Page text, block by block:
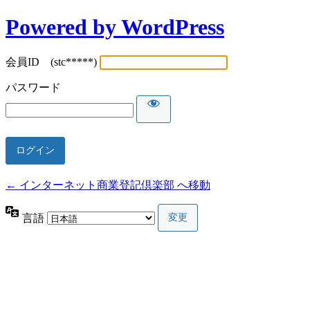
Powered by WordPress
会員ID (stc*****)
パスワード
← インターネット商業登記倶楽部 へ移動
言語